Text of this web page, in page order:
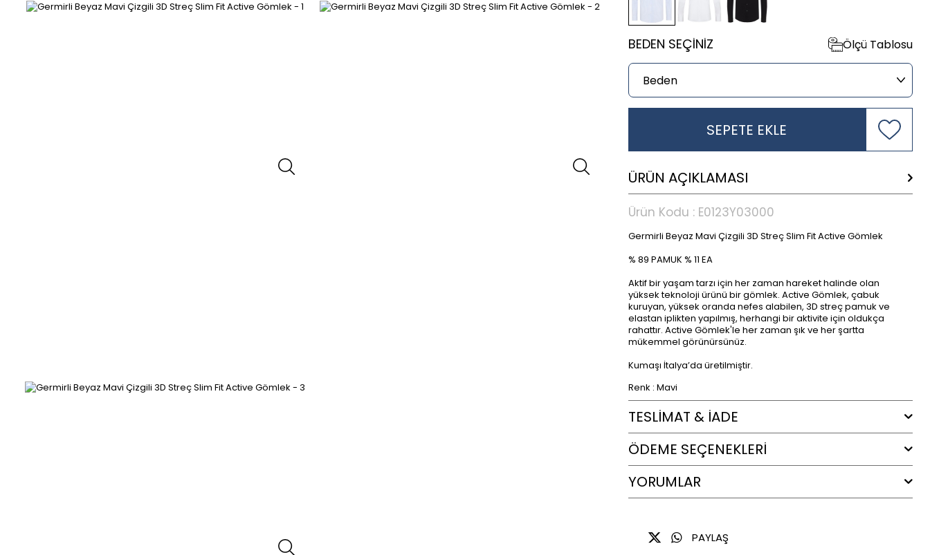
BEDEN SEÇINIZ Ölçü Tablosu
SEPETE EKLE
ÜRÜN AÇIKLAMASI
Ürün Kodu : E0123Y03000
Germirli Beyaz Mavi Çizgili 3D Streç Slim Fit Active Gömlek
% 89 PAMUK % 11 EA
Aktif bir yaşam tarzı için her zaman hareket halinde olan
yüksek teknoloji ürünü bir gömlek. Active Gömlek, çabuk
kuruyan, yüksek oranda nefes alabilen, 3D streç pamuk ve
elastan iplikten yapılmış, herhangi bir aktivite için oldukça
rahattır. Active Gömlek'le her zaman şık ve her şartta
mükemmel görünürsünüz.
Kumaşı İtalya’da üretilmiştir.
Renk : Mavi
TESLİMAT & İADE
ÖDEME SEÇENEKLERI
YORUMLAR
PAYLAŞ